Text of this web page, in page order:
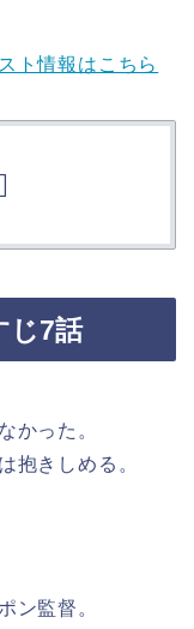
ト情報はこちら
]
じ7話
かった。
抱きしめる。
ン監督。